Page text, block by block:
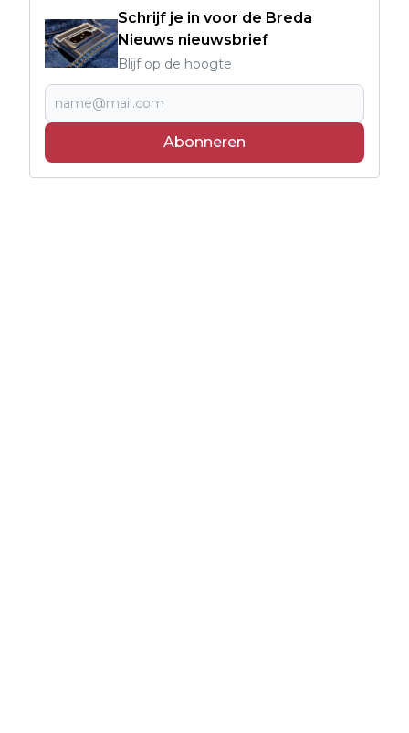
Schrijf je in voor de Breda
Nieuws nieuwsbrief
Blijf op de hoogte
Abonneren